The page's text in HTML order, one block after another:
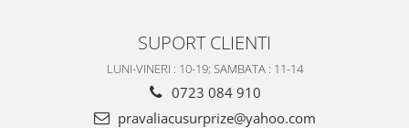
SUPORT CLIENTI
LUNI-VINERI : 10-19; SAMBATA : 11-14
0723 084 910
pravaliacusurprize@yahoo.com